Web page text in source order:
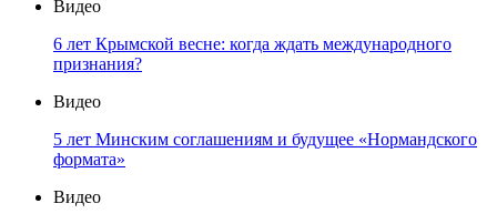
Видео
6 лет Крымской весне: когда ждать международного
признания?
Видео
5 лет Минским соглашениям и будущее «Нормандского
формата»
Видео